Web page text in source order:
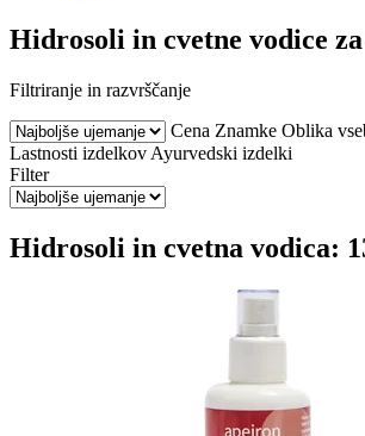
Hidrosoli in cvetne vodice
Filtriranje in razvrščanje
Cena Znamke Oblika
Lastnosti izdelkov Ayurvedski izdelki
Filter
Hidrosoli in cvetna vodica: